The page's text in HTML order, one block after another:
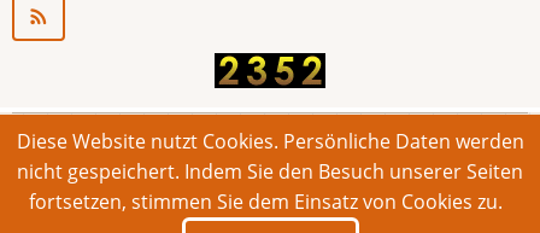
© 2026 Bonner Aufruf. Alle Rechte vorbehalten.
Footer
Impressum Kontakt Intern
Diese Website nutzt Cookies. Persönliche Daten werden
nicht gespeichert. Indem Sie den Besuch unserer Seiten
fortsetzen, stimmen Sie dem Einsatz von Cookies zu.